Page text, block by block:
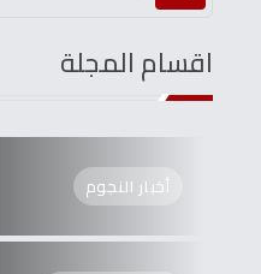
اقسام المجلة
أخبار النجوم